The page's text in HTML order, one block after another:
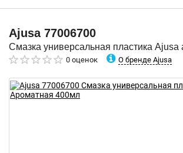
Ajusa 77006700
Смазка универсальная пластика
0 оценок О бренде Ajusa